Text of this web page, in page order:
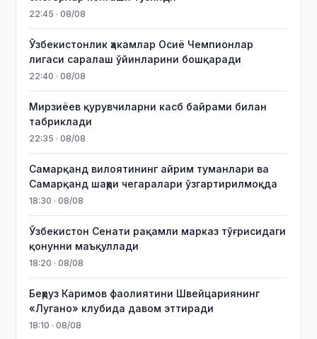
22:45 · 08/08
Ўзбекистонлик ҳакамлар Осиё Чемпионлар
лигаси саралаш ўйинларини бошқаради
22:40 · 08/08
Мирзиёев қурувчиларни касб байрами билан
табриклади
22:35 · 08/08
Самарқанд вилоятининг айрим туманлари ва
Самарқанд шаҳри чегаралари ўзгартирилмоқда
18:30 · 08/08
Ўзбекистон Сенати рақамли марказ тўғрисидаги
қонунни маъқуллади
18:20 · 08/08
Беҳруз Каримов фаолиятини Швейцариянинг
«Лугано» клубида давом эттиради
18:10 · 08/08